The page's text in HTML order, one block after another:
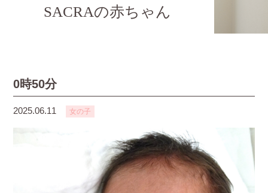
SACRAの赤ちゃん
0時50分
2025.06.11 女の子